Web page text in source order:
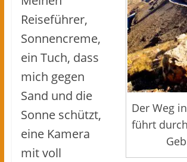
Der Weg
führt
Reiseführer,
Sonnencreme,
ein Tuch, dass
mich gegen
Sand und die
Sonne schützt,
eine Kamera
mit voll